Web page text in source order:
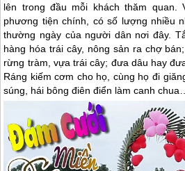
lên trong đầu mỗi khách thăm quan.
phương tiện chính, có số lượng nhiều
thường ngày của người dân nơi đây.
hàng hóa trái cây, nông sản ra chợ
rừng tràm, vựa trái cây; đưa dâu hay
Ráng kiếm cơm cho họ, cùng họ đi
súng, hái bông điên điển làm canh